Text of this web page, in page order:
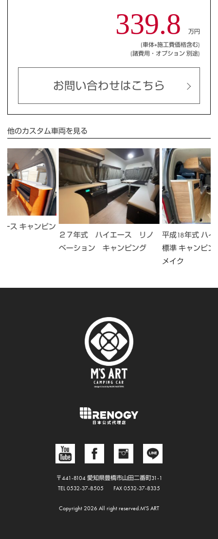
339.8万円
(車体+施工費価格含む)
(諸費用・オプション 別途)
お問い合わせはこちら
他のカスタム車両を見る
ス キャンピン
２７年式 ハイエース リノ
ベーション キャンピング
平成18年式 ハ
標準 キャンピン
メイク
〒441-8104 愛知県豊橋市山田二番町31-1
TEL 0532-37-8505
FAX 0532-37-8335
Copyright 2026 All right reserved.M'S ART